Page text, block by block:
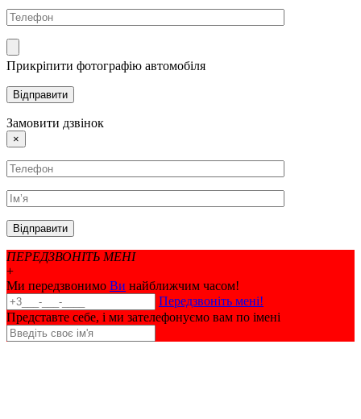
Прикріпити фотографію автомобіля
Замовити дзвінок
×
ПЕРЕДЗВОНІТЬ МЕНІ
+
Ми передзвонимо Ви найближчим часом!
Передзвоніть мені!
Представте себе, і ми зателефонуємо вам по імені